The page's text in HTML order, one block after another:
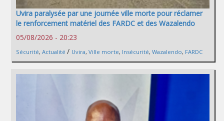
Uvira paralysée par une journée ville morte pour réclamer
le renforcement matériel des FARDC et des Wazalendo
05/08/2026 - 20:23
Sécurité, Actualité / Uvira, Ville morte, Insécurité, Wazalendo, FARDC